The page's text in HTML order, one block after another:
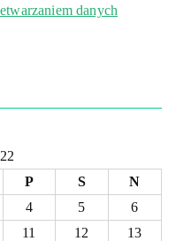
danych
P S
N
4 5
6
11 12
13